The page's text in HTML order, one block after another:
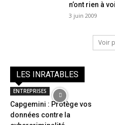
n’ont rien à
3 juin 2009
Voir
LES INRATABLES
ENTREPRISES
Capgemini : Protège vos
données contre la